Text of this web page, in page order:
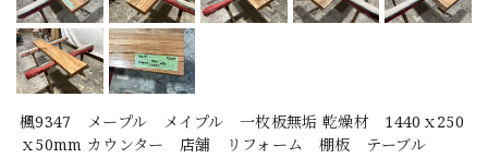
楓9347 メープル メイプル 一枚板無垢 乾燥材 1440ｘ250
ｘ50mm カウンター 店舗 リフォーム 棚板 テーブル